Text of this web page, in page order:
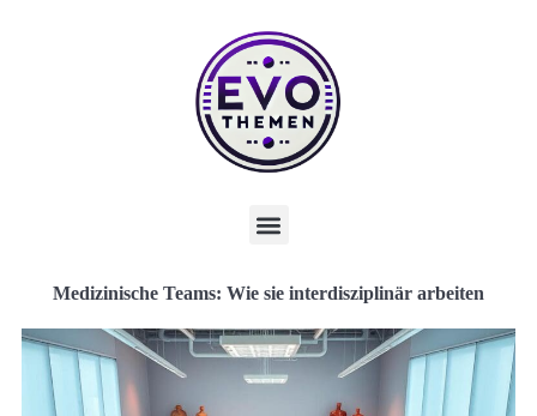
Medizinische Teams: Wie sie interdisziplinär arbeiten